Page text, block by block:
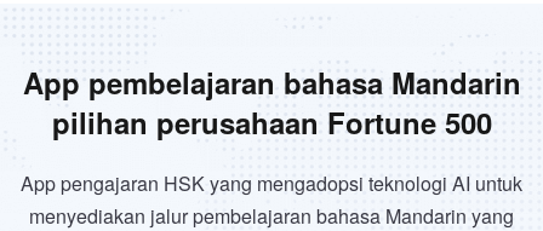
App pembelajaran bahasa Mandarin
pilihan perusahaan Fortune 500
App pengajaran HSK yang mengadopsi teknologi AI untuk
menyediakan jalur pembelajaran bahasa Mandarin yang